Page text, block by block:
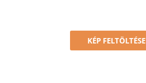
KÉP FELTÖLTÉSE